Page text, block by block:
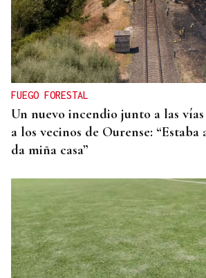
CRISIS MIGRATORIA
La Justicia marroquí procesa a 86
organizar los cruces irregulares
FUEGO FORESTAL
Un nuevo incendio junto a las
a los vecinos de Ourense:
da miña casa”